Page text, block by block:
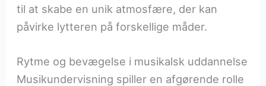
til at skabe en unik atmosfære, der kan
påvirke lytteren på forskellige måder.
Rytme og bevægelse i musikalsk uddannelse
Musikundervisning spiller en afgørende rolle